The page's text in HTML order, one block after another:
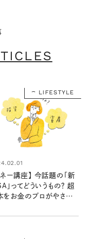
LIFESTYLE
ネー講座】 今話題の「新
」ってどういうもの？ 超
をお金のプロがやさしく